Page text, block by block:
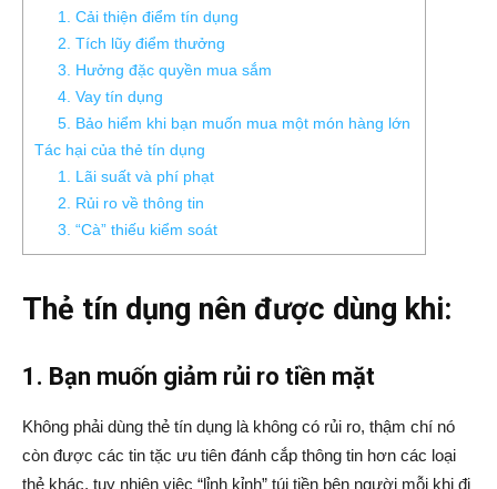
1. Cải thiện điểm tín dụng
2. Tích lũy điểm thưởng
3. Hưởng đặc quyền mua sắm
4. Vay tín dụng
5. Bảo hiểm khi bạn muốn mua một món hàng lớn
Tác hại của thẻ tín dụng
1. Lãi suất và phí phạt
2. Rủi ro về thông tin
3. “Cà” thiếu kiểm soát
Thẻ tín dụng nên được dùng khi:
1. Bạn muốn giảm rủi ro tiền mặt
Không phải dùng thẻ tín dụng là không có rủi ro, thậm chí nó
còn được các tin tặc ưu tiên đánh cắp thông tin hơn các loại
thẻ khác, tuy nhiên việc “lỉnh kỉnh” túi tiền bên người mỗi khi đi